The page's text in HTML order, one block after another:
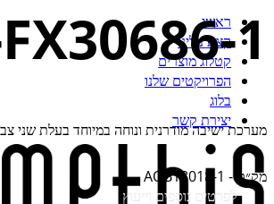
ראשי
קצת עלינו
קטלוג מוצרים
הפרויקטים שלנו
בלוג
יצירת קשר
1
מערכת ישיבה מודרנית ונוחה במיוחד בעלת שני
מק״ט - AOB18018-1
לפרטים נוספים וייעוץ